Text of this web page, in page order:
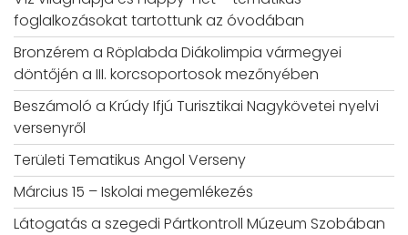
foglalkozásokat tartottunk az óvodában
Bronzérem a Röplabda Diákolimpia vármegyei
döntőjén a III. korcsoportosok mezőnyében
Beszámoló a Krúdy Ifjú Turisztikai Nagykövetei nyelvi
versenyről
Területi Tematikus Angol Verseny
Március 15 – Iskolai megemlékezés
Látogatás a szegedi Pártkontroll Múzeum Szobában